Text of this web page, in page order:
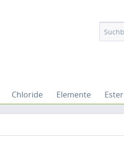
Chloride Elemente Ester